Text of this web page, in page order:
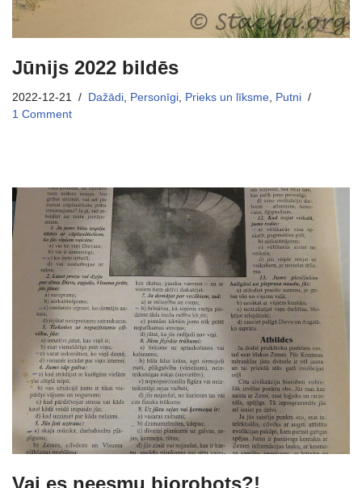
Jūnijs 2022 bildēs
2022-12-21 Dažādi Personīgi Prieks un līksme Putni
1 Comment
Vai es neesmu biorobots?!